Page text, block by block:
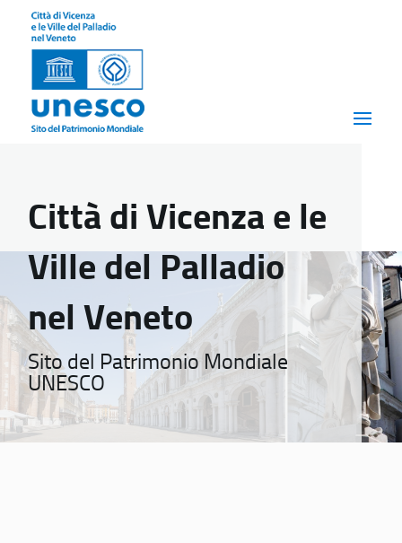
Città di Vicenza e le
Ville del Palladio
nel Veneto
Sito del Patrimonio Mondiale
UNESCO